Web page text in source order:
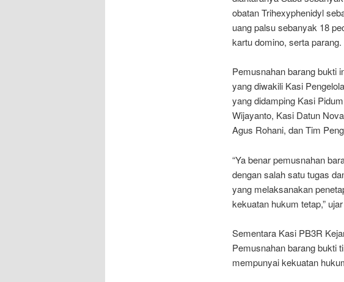
obatan Trihexyphenidyl
uang palsu sebanyak 18
kartu domino, serta parang.
Pemusnahan barang bukti
yang diwakili Kasi
yang didamping Kasi
Wijayanto, Kasi Datun
Agus Rohani, dan Tim
“Ya benar pemusnahan
dengan salah satu tugas
yang melaksanakan
kekuatan hukum tetap,”
Sementara Kasi PB3R
Pemusnahan barang bukti
mempunyai kekuatan